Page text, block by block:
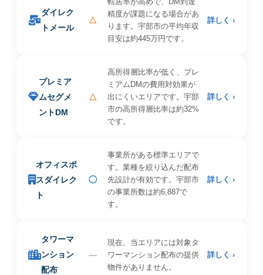
ダイレク
トメール
△
精度が課題になる場合があ
ります。宇部市の平均年収
目安は約445万円です。
詳しく ›
プレミア
ムセグメ
ントDM
△
高所得層比率が低く、プレ
ミアムDMの費用対効果が
出にくいエリアです。宇部
市の高所得層比率は約32%
です。
詳しく ›
オフィスポ
スダイレク
ト
◯
事業所がある標準エリアで
す。業種を絞り込んだ配布
先設計が有効です。宇部市
の事業所数は約6,887で
す。
詳しく ›
タワーマ
ンション
配布
—
現在、当エリアには対象タ
ワーマンション配布の提供
物件がありません。
詳しく ›